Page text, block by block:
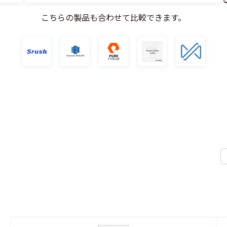
こちらの製品も合わせて比較できます。